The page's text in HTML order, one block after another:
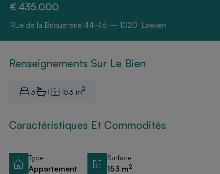
€ 435.000
Rue de la Briqueterie 44-46 — 1020 Laeken
Renseignements Sur Le Bien
3 1 153 m2
Caractéristiques Et Commodités
Type
Appartement
Surface
153 m2